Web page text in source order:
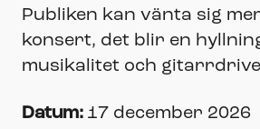
Publiken kan vänta sig
konsert, det blir en
musikalitet och
Datum: 17 december 2026